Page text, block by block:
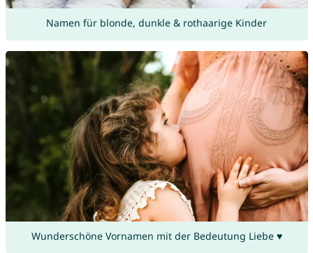
Namen für blonde, dunkle & rothaarige Kinder
Wunderschöne Vornamen mit der Bedeutung Liebe ♥